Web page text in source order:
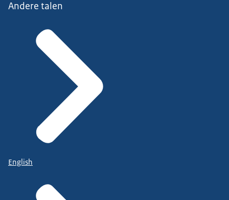
Andere talen
English